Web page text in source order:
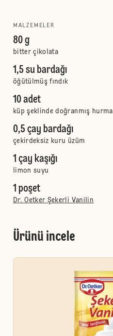
MALZEMELER
80 g
bitter çikolata
1,5 su bardağı
öğütülmüş fındık
10 adet
küp şeklinde doğranmış hurma
0,5 çay bardağı
çekirdeksiz kuru üzüm
1 çay kaşığı
limon suyu
1 poşet
Dr. Oetker Şekerli Vanilin
Ürünü incele